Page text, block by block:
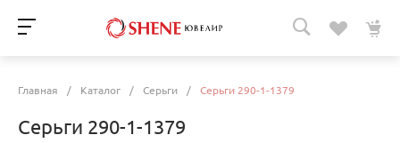
Главная / Каталог / Серьги / Серьги 290-1-1379
Серьги 290-1-1379